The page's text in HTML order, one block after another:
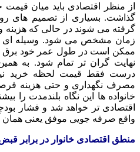
از منظر اقتصادی باید میان
گذاشت. بسیاری از تصمیم های
گرفته می شوند در حالی که هزینه
زمان مشخص می شود. وسیله ای
ممکن است در طول عمر خود برق
نهایت گران تر تمام شود. به
درست فقط قیمت لحظه خرید
مصرف نگهداری و حتی هزینه
خانواده ها این نگاه بلندمدت را
اقتصادی تر خواهد شد و فشار
واقع صرفه جویی موفق یعنی همان
منطق اقتصادی خانوار در برابر قبض